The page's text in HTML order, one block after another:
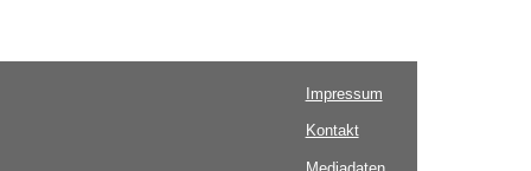
Impressum
Kontakt